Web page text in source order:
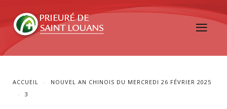
ACCUEIL
NOUVEL AN CHINOIS DU MERCREDI 26 FÉVRIER 2025
3